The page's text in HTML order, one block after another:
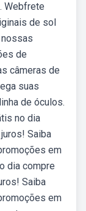
Webfrete
de sol
de
câmeras de
suas
de óculos.
no dia
Saiba
em
dia compre
Saiba
em